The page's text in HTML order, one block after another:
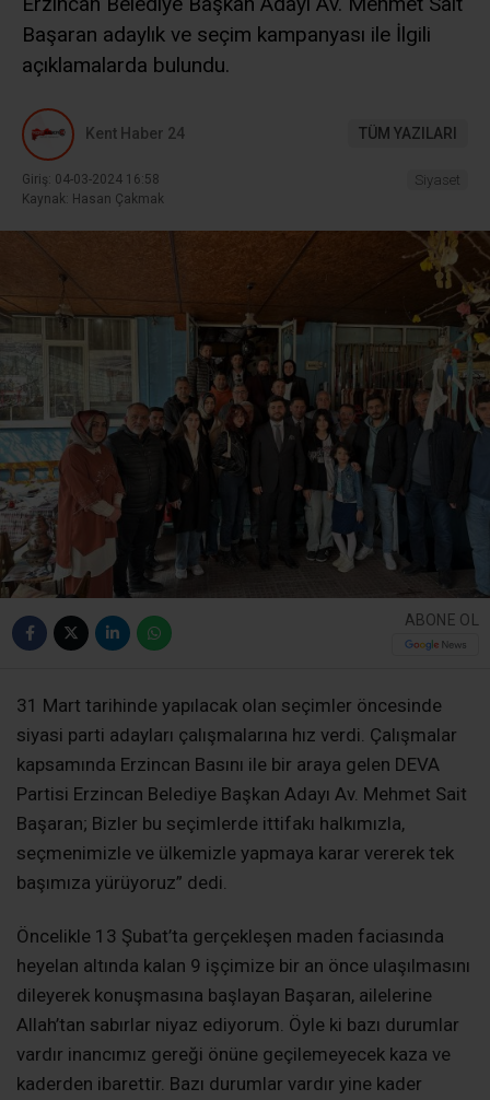
Başaran adaylık ve seçim kampanyası ile İlgili
açıklamalarda bulundu.
Kent Haber 24 TÜM YAZILARI
Giriş: 04-03-2024 16:58
Kaynak: Hasan Çakmak
Siyaset
ABONE OL
31 Mart tarihinde yapılacak olan seçimler öncesinde
siyasi parti adayları çalışmalarına hız verdi. Çalışmalar
kapsamında Erzincan Basını ile bir araya gelen DEVA
Partisi Erzincan Belediye Başkan Adayı Av. Mehmet Sait
Başaran; Bizler bu seçimlerde ittifakı halkımızla,
seçmenimizle ve ülkemizle yapmaya karar vererek tek
başımıza yürüyoruz” dedi.
Öncelikle 13 Şubat’ta gerçekleşen maden faciasında
heyelan altında kalan 9 işçimize bir an önce ulaşılmasını
dileyerek konuşmasına başlayan Başaran, ailelerine
Allah’tan sabırlar niyaz ediyorum. Öyle ki bazı durumlar
vardır inancımız gereği önüne geçilemeyecek kaza ve
kaderden ibarettir. Bazı durumlar vardır yine kader